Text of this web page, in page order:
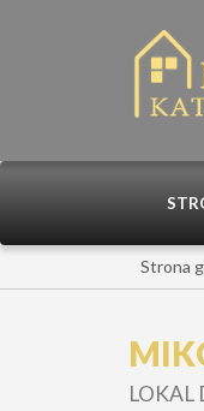
Strona
LOKAL